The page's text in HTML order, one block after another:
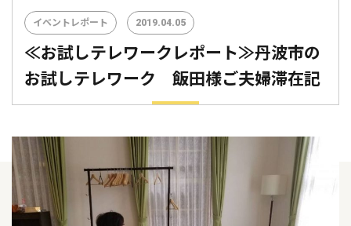
イベントレポート 2019.04.05
≪お試しテレワークレポート≫丹波市の
お試しテレワーク 飯田様ご夫婦滞在記